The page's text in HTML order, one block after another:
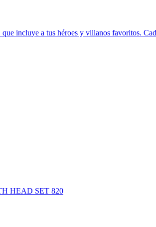
incluye a tus héroes y villanos favoritos.
HEAD SET 820